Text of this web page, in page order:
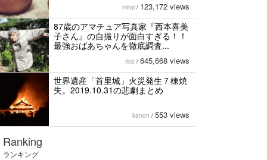
mirai / 123,172 views
87歳のアマチュア写真家『西本喜美
子さん』の自撮りが面白すぎる！！
最強おばあちゃんを徹底調査...
rico / 645,668 views
世界遺産「首里城」火災発生７棟焼
失。2019.10.31の悲劇まとめ
kanon / 553 views
Ranking
ランキング